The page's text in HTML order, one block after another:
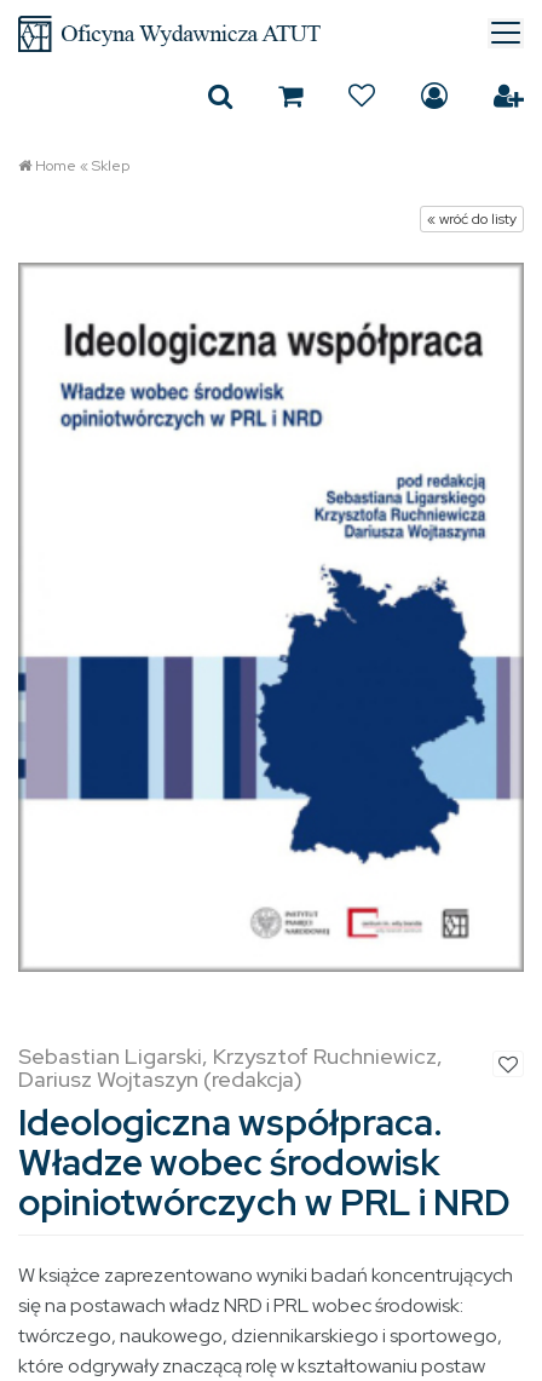
Home «Sklep
« wróć do listy
Sebastian Ligarski, Krzysztof Ruchniewicz,
Dariusz Wojtaszyn (redakcja)
Ideologiczna współpraca.
Władze wobec środowisk
opiniotwórczych w PRL i NRD
W książce zaprezentowano wyniki badań koncentrujących
się na postawach władz NRD i PRL wobec środowisk:
twórczego, naukowego, dziennikarskiego i sportowego,
które odgrywały znaczącą rolę w kształtowaniu postaw